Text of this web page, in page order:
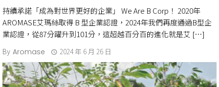
持續承諾「成為對世界更好的企業」 We Are B Corp！ 2020年
AROMASE艾瑪絲取得 B 型企業認證，2024年我們再度通過B型企
業認證，從87分躍升到101分，這超越百分百的進化就是艾 […]
By Aromase 2024 年 6 月 26 日